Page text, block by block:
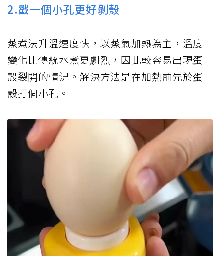
2.戳一個小孔更好剝殼
蒸煮法升溫速度快，以蒸氣加熱為主，溫度
變化比傳統水煮更劇烈，因此較容易出現蛋
殼裂開的情況。解決方法是在加熱前先於蛋
殼打個小孔。